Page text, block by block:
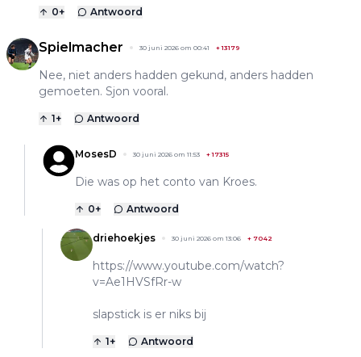
0+ Antwoord
Spielmacher 30 juni 2026 om 00:41 +13179
Nee, niet anders hadden gekund, anders hadden
gemoeten. Sjon vooral.
1+ Antwoord
MosesD 30 juni 2026 om 11:53 +17315
Die was op het conto van Kroes.
0+ Antwoord
driehoekjes 30 juni 2026 om 13:06 + 7042
https://www.youtube.com/watch?
v=Ae1HVSfRr-w
slapstick is er niks bij
1+ Antwoord